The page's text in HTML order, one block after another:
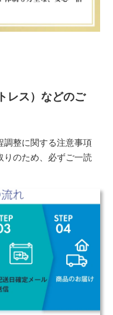
レス）などのご
調整に関する注意事項
りのため、必ずご一読